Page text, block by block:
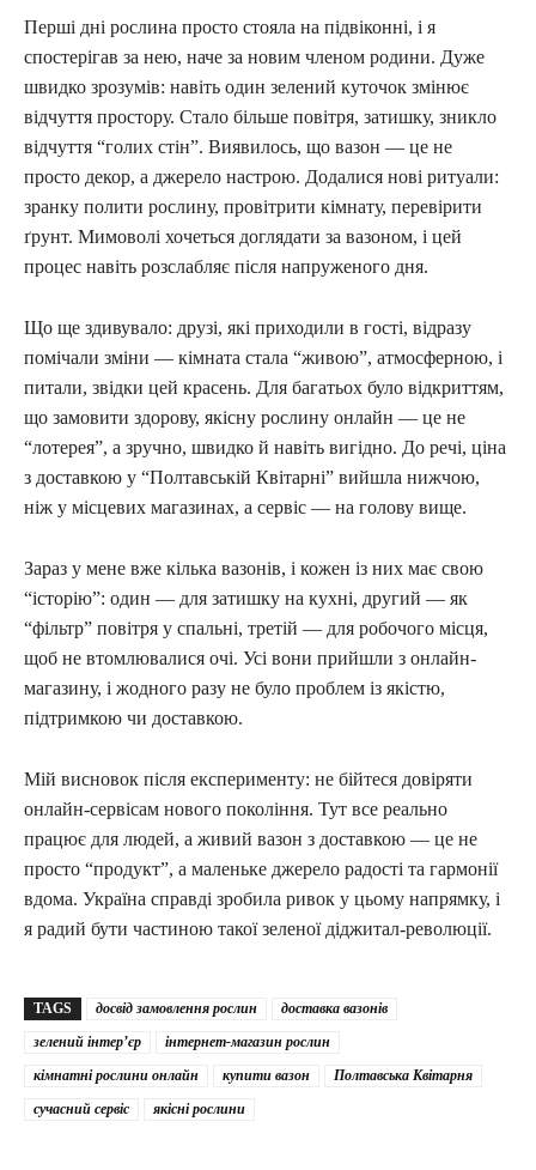
Перші дні рослина просто стояла на підвіконні, і я
спостерігав за нею, наче за новим членом родини. Дуже
швидко зрозумів: навіть один зелений куточок змінює
відчуття простору. Стало більше повітря, затишку, зникло
відчуття “голих стін”. Виявилось, що вазон — це не
просто декор, а джерело настрою. Додалися нові ритуали:
зранку полити рослину, провітрити кімнату, перевірити
ґрунт. Мимоволі хочеться доглядати за вазоном, і цей
процес навіть розслабляє після напруженого дня.
Що ще здивувало: друзі, які приходили в гості, відразу
помічали зміни — кімната стала “живою”, атмосферною, і
питали, звідки цей красень. Для багатьох було відкриттям,
що замовити здорову, якісну рослину онлайн — це не
“лотерея”, а зручно, швидко й навіть вигідно. До речі, ціна
з доставкою у “Полтавській Квітарні” вийшла нижчою,
ніж у місцевих магазинах, а сервіс — на голову вище.
Зараз у мене вже кілька вазонів, і кожен із них має свою
“історію”: один — для затишку на кухні, другий — як
“фільтр” повітря у спальні, третій — для робочого місця,
щоб не втомлювалися очі. Усі вони прийшли з онлайн-
магазину, і жодного разу не було проблем із якістю,
підтримкою чи доставкою.
Мій висновок після експерименту: не бійтеся довіряти
онлайн-сервісам нового покоління. Тут все реально
працює для людей, а живий вазон з доставкою — це не
просто “продукт”, а маленьке джерело радості та гармонії
вдома. Україна справді зробила ривок у цьому напрямку, і
я радий бути частиною такої зеленої діджитал-революції.
TAGS досвід замовлення рослин
доставка вазонів
зелений інтер’єр
інтернет-магазин рослин
кімнатні рослини онлайн
купити вазон
Полтавська Квітарня
сучасний сервіс
якісні рослини